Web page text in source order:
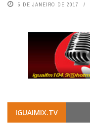
5 DE JANEIRO DE 2017
IGUAIMIX.TV